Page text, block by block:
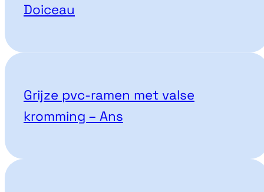
Doiceau
Grijze pvc-ramen met valse
kromming – Ans